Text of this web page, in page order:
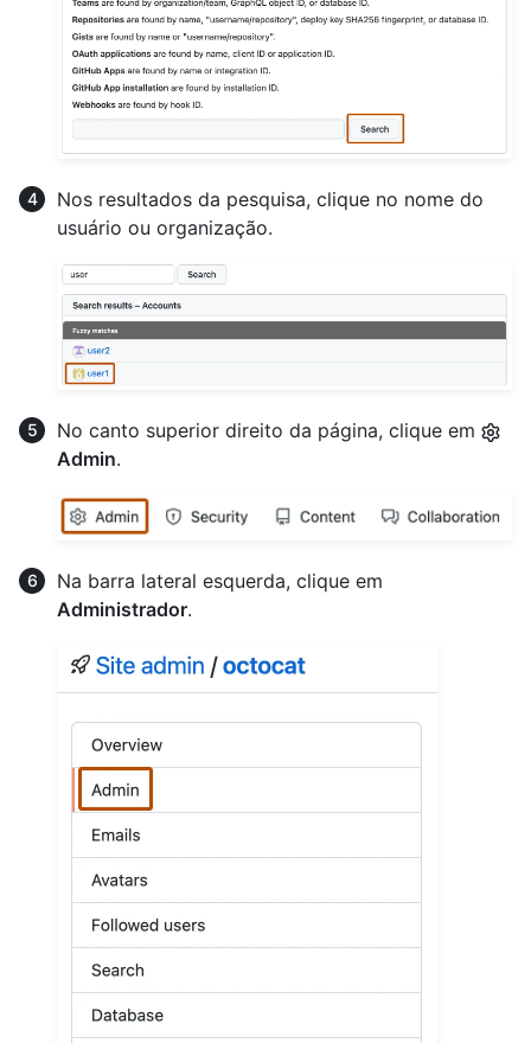
Nos resultados da pesquisa, clique no nome do
usuário ou organização.
No canto superior direito da página, clique em
Admin.
Na barra lateral esquerda, clique em
Administrador.